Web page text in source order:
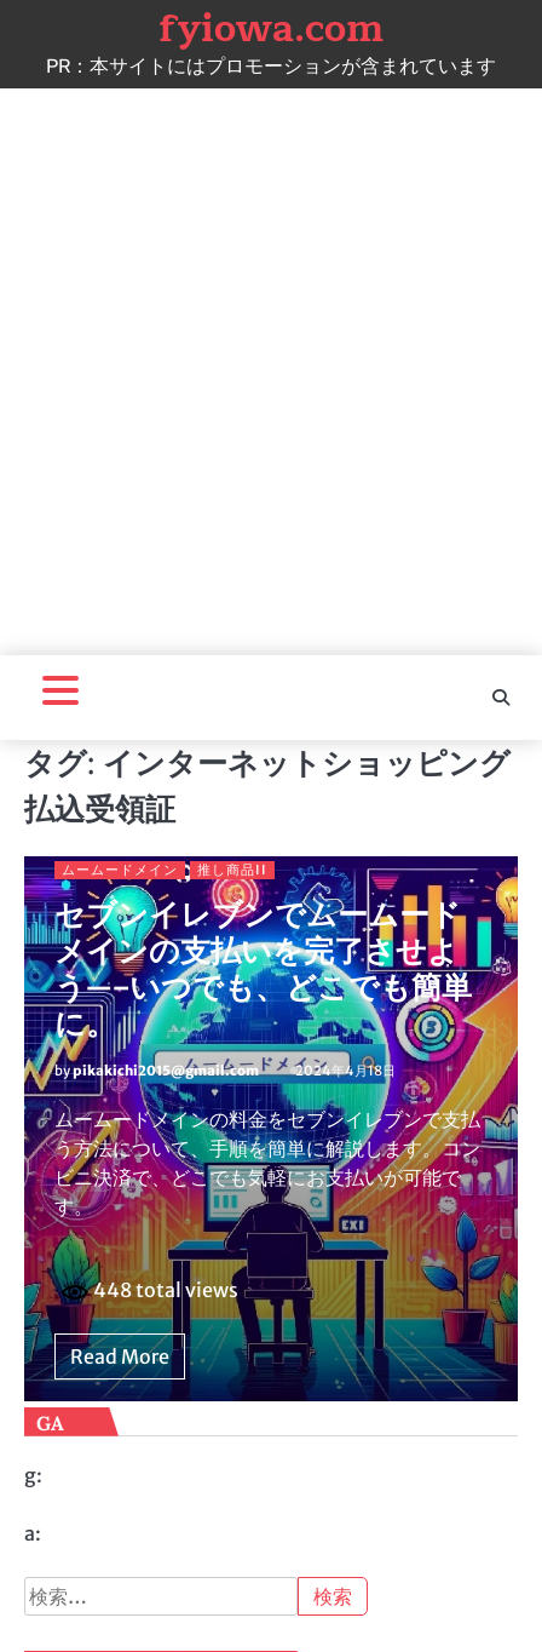
content
fyiowa.com
PR：本サイトにはプロモーションが含まれています
タグ: インターネットショッピング
払込受領証
ムームードメイン 推し商品II
セブンイレブンでムームード
メインの支払いを完了させよ
う—–いつでも、どこでも簡単
に。
bypikakichi2015@gmail.com 2024年4月18日
ムームードメインの料金をセブンイレブンで支払
う方法について、手順を簡単に解説します。コン
ビニ決済で、どこでも気軽にお支払いが可能で
す。
448 total views
Read More
GA
g:
a:
検
索: